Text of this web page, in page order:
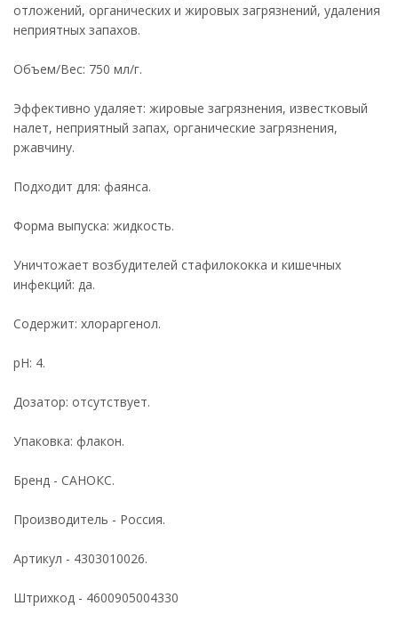
отложений, органических и жировых загрязнений, удаления
неприятных запахов.
Объем/Вес: 750 мл/г.
Эффективно удаляет: жировые загрязнения, известковый
налет, неприятный запах, органические загрязнения,
ржавчину.
Подходит для: фаянса.
Форма выпуска: жидкость.
Уничтожает возбудителей стафилококка и кишечных
инфекций: да.
Содержит: хлораргенол.
pH: 4.
Дозатор: отсутствует.
Упаковка: флакон.
Бренд - САНОКС.
Производитель - Россия.
Артикул - 4303010026.
Штрихкод - 4600905004330